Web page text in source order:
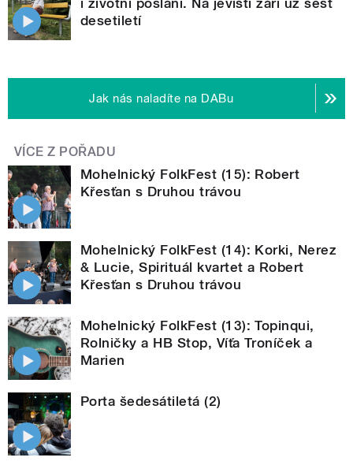
desetiletí
Jak nás naladíte na DABu
VÍCE Z POŘADU
Mohelnický FolkFest (15): Robert
Křesťan s Druhou trávou
Mohelnický FolkFest (14): Korki, Nerez
& Lucie, Spirituál kvartet a Robert
Křesťan s Druhou trávou
Mohelnický FolkFest (13): Topinqui,
Rolničky a HB Stop, Víťa Troníček a
Marien
Porta šedesátiletá (2)